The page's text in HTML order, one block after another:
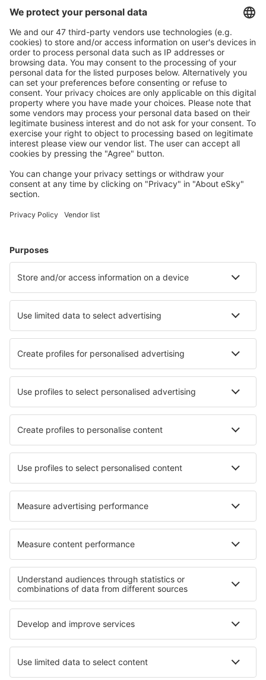
Economiseşte mai mult
Prețuri atractive și oferte speciale pentru utilizatorii
conectați.
Cazarea preferată
Alege din peste 1,3 mil. de opţiuni: hoteluri, cabane,
apartamente și altele.
Cele mai căutate hoteluri de către utilizatorii eSky
Hoteluri în Spania - Orașe populare
Hoteluri în Mijas
Hoteluri în Port de Pollenca Hoteluri în Barbate
Hoteluri în Puerto del Carmen
Hoteluri în Los Llanos de Aridane
Cele mai bune hoteluri - orașe
Hoteluri în Flic En Flac Hoteluri în Rokland
Hoteluri în Beaurainville Hoteluri în Sydkoster
Hoteluri în Palgrave Hoteluri în Caprino Veronese
Hoteluri în Puk Tian Hoteluri în Wonneberg
Cele mai bune hoteluri - regiuni
Hoteluri în Sierra Nevada Hoteluri in Insulele Baleare
Hoteluri în Costa Adeje Hoteluri in La Gomera
Hoteluri in Andaluzia
Hoteluri in Voievodatul Varmia și Mazuria
Hoteluri în Riviera Maya Hoteluri în La Plagne